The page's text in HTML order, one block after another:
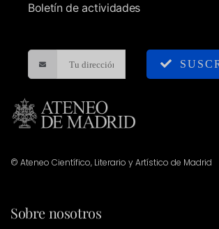
Boletín de actividades
© Ateneo Científico, Literario y Artístico de Madrid
Sobre nosotros